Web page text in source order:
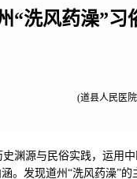
“洗风药澡”习
(道县人民医
渊源与民俗实践，运用
。发现道州“洗风药澡”